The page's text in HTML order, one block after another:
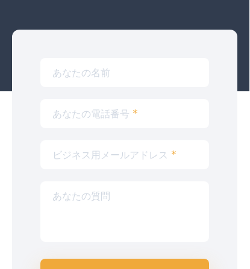
あなたの名前
あなたの電話番号 *
ビジネス用メールアドレス *
あなたの質問